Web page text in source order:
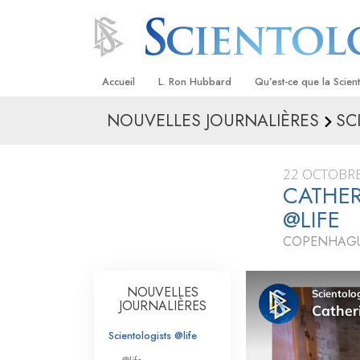
Accueil L. Ron Hubbard Qu’est-ce que la
Croyances et pratiques
Les scientologues et
Rencontrez un
À l’intérieur d’une
Les principes de base
Scientologie
La Dianétique : Une
NOUVELLES JOURNALIÈRES
22
@LIFE
NOUVELLES
JOURNALIÈRES
Scientologists @life